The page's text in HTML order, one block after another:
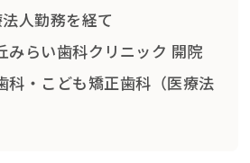
人勤務を経て
らい歯科クリニック 開院
・こども矯正歯科（医療法